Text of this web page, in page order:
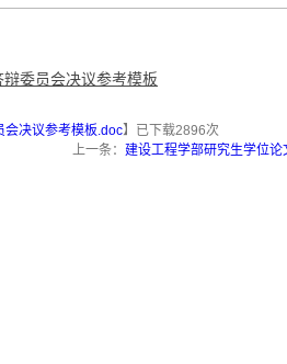
委员会决议参考模板
会决议参考模板.doc】已下载2896次
上一条： 建设工程学部研究生学位